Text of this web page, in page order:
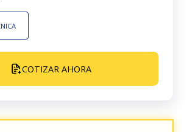
COTIZAR AHORA